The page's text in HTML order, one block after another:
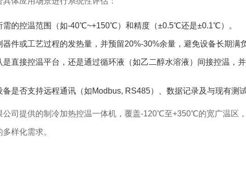
需的控温范围（如-40℃~+150℃）和精度（±0.5℃还是±0.1℃）。
器件或工艺过程的发热量，并预留20%-30%余量，避免设备长期满
是直接控温平台，还是通过循环液（如乙二醇水溶液）间接控温，
备是否支持远程通讯（如Modbus, RS485）、数据记录及与现有测
公司提供的制冷加热控温一体机，覆盖-120℃至+350℃的宽广温区
样化需求。